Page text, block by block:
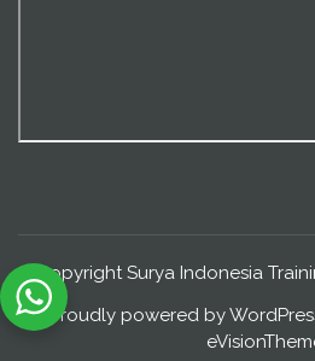
Copyright Surya Indonesia
Proudly powered by